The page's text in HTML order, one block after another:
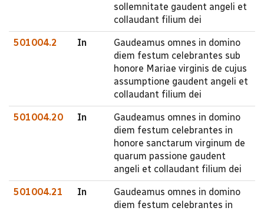
sollemnitate gaudent angeli et
collaudant filium dei
501004.2 In
Gaudeamus omnes in domino
diem festum celebrantes sub
honore Mariae virginis de cujus
assumptione gaudent angeli et
collaudant filium dei
501004.20 In
Gaudeamus omnes in domino
diem festum celebrantes in
honore sanctarum virginum de
quarum passione gaudent
angeli et collaudant filium dei
501004.21 In
Gaudeamus omnes in domino
diem festum celebrantes in